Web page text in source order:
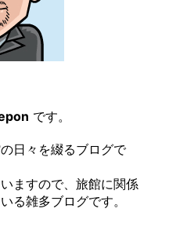
です。
日々を綴るブログで
ますので、旅館に関係
る雑多ブログです。